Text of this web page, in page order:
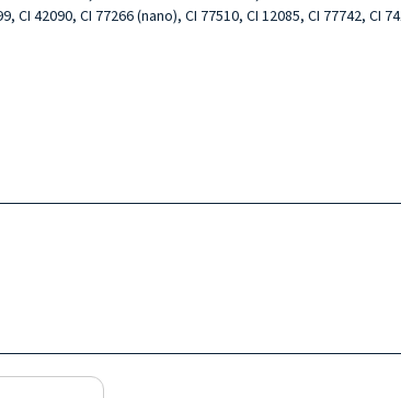
42090, CI 77266 (nano), CI 77510, CI 12085, CI 77742, CI